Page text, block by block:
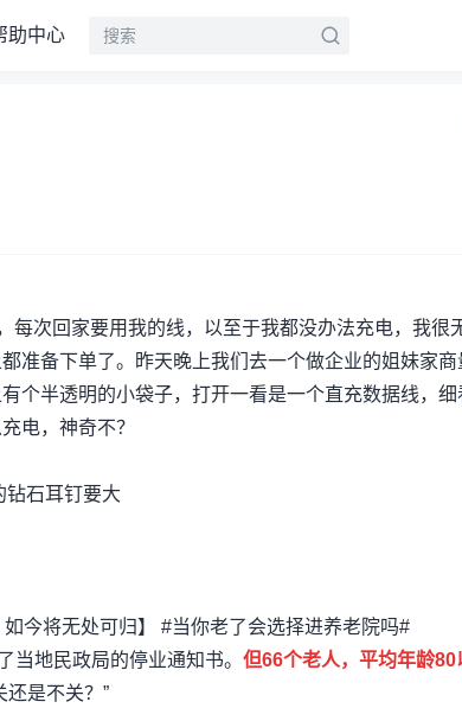
助中心
每次回家要用我的线，以至于我都没办法充电，我很
备下单了。昨天晚上我们去一个做企业的姐妹家商
个半透明的小袋子，打开一看是一个直充数据线，细
电，神奇不？
石耳钉要大
如今将无处可归】 #当你老了会选择进养老院吗#
地民政局的停业通知书。 但66个老人，平均年龄80
还是不关？”